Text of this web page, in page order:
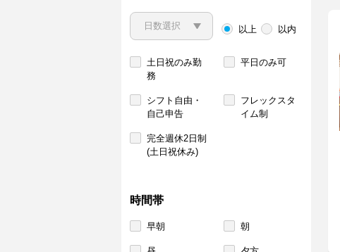
以上 以内
土日祝のみ勤
務
平日のみ可
シフト自由・
自己申告
フレックスタ
イム制
完全週休2日制
(土日祝休み)
時間帯
早朝 朝